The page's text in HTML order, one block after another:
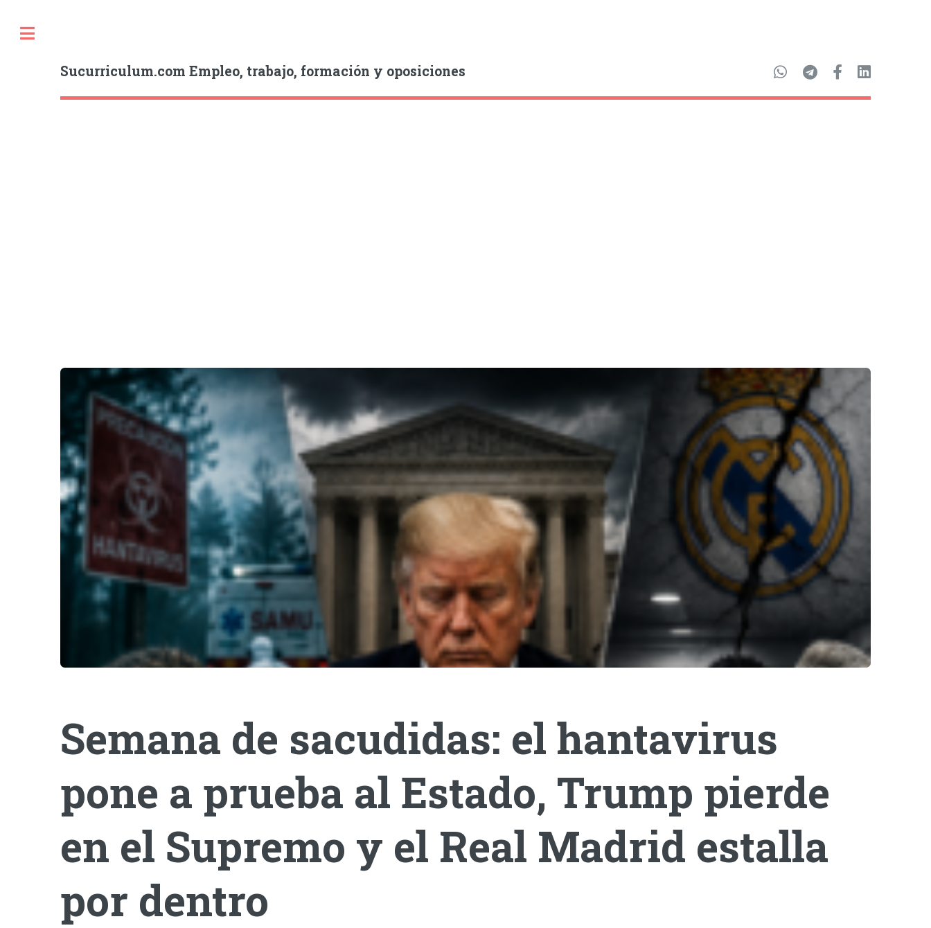
Sucurriculum.com Empleo, trabajo, formación y oposiciones
Semana de sacudidas: el hantavirus
pone a prueba al Estado, Trump pierde
en el Supremo y el Real Madrid estalla
por dentro